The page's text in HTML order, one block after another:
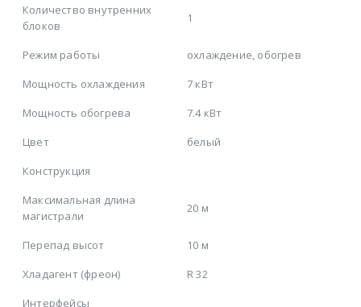
Количество внутренних
блоков
1
Режим работы
охлаждение, обогрев
Мощность охлаждения
7 кВт
Мощность обогрева
7.4 кВт
Цвет
белый
Конструкция
Максимальная длина
магистрали
20 м
Перепад высот
10 м
Хладагент (фреон)
R 32
Интерфейсы